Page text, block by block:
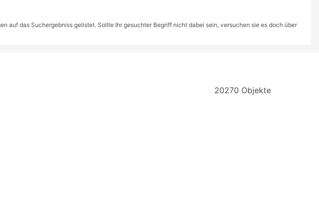
auf das Suchergebniss gelistet. Sollte Ihr gesuchter Begriff nicht dabei sein, versuchen sie es doch über
20270 Objekte